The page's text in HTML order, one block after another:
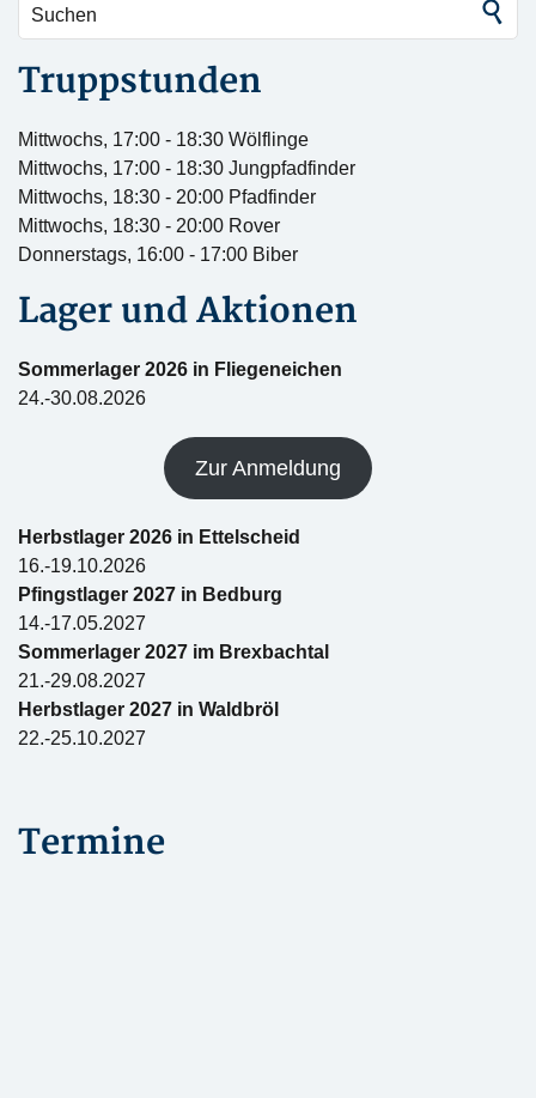
Truppstunden
Mittwochs, 17:00 - 18:30 Wölflinge
Mittwochs, 17:00 - 18:30 Jungpfadfinder
Mittwochs, 18:30 - 20:00 Pfadfinder
Mittwochs, 18:30 - 20:00 Rover
Donnerstags, 16:00 - 17:00 Biber
Lager und Aktionen
Sommerlager 2026 in Fliegeneichen
24.-30.08.2026
Zur Anmeldung
Herbstlager 2026 in Ettelscheid
16.-19.10.2026
Pfingstlager 2027 in Bedburg
14.-17.05.2027
Sommerlager 2027 im Brexbachtal
21.-29.08.2027
Herbstlager 2027 in Waldbröl
22.-25.10.2027
Termine